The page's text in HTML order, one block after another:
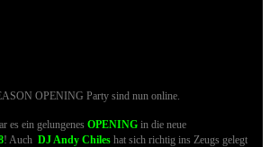
OPENING Party sind nun online.
es ein gelungenes OPENING in die neue
! Auch DJ Andy Chiles hat sich richtig ins Zeugs gelegt